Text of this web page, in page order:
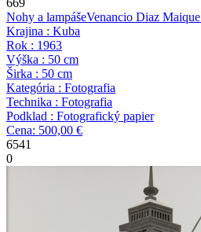
669
Nohy a lampášeVenancio Diaz Maique
Krajina : Kuba
Rok : 1963
Výška : 50 cm
Širka : 50 cm
Kategória : Fotografia
Technika : Fotografia
Podklad : Fotografický papier
Cena: 500,00 €
6541
0